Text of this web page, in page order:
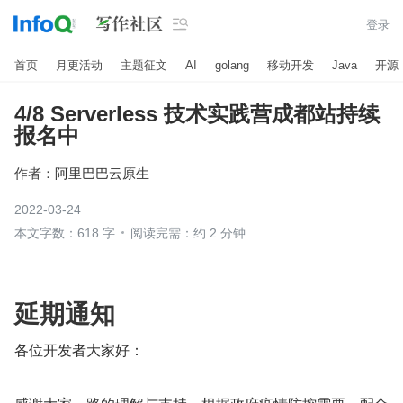
 登录
首页 月更活动 主题征文 AI golang 移动开发 Java 开源
4/8 Serverless 技术实践营成都站持续
报名中
作者： 阿里巴巴云原生
2022-03-24
本文字数：618 字
阅读完需：约 2 分钟
延期通知
各位开发者大家好：